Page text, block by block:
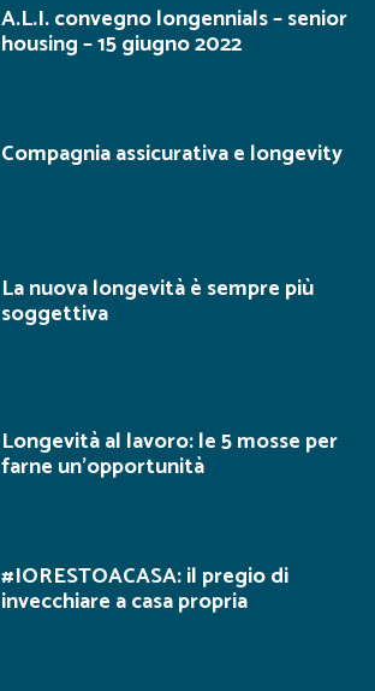
A.L.I. convegno longennials – senior
housing – 15 giugno 2022
Compagnia assicurativa e longevity
La nuova longevità è sempre più
soggettiva
Longevità al lavoro: le 5 mosse per
farne un’opportunità
#IORESTOACASA: il pregio di
invecchiare a casa propria